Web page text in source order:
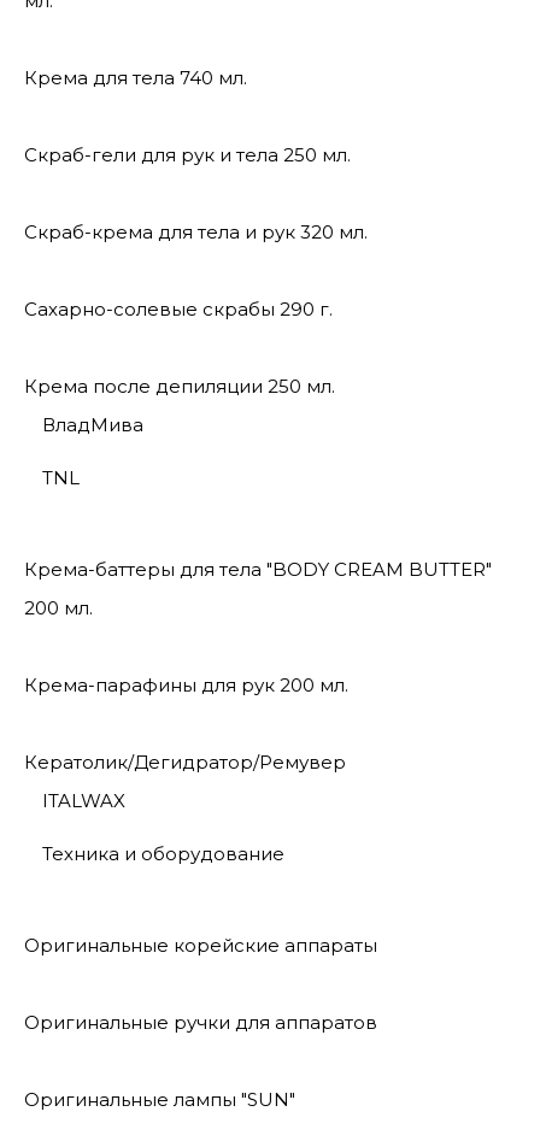
Крема для тела 740 мл.
Скраб-гели для рук и тела 250 мл.
Скраб-крема для тела и рук 320 мл.
Сахарно-солевые скрабы 290 г.
Крема после депиляции 250 мл.
ВладМива
TNL
Крема-баттеры для тела "BODY CREAM BUTTER"
200 мл.
Крема-парафины для рук 200 мл.
Кератолик/Дегидратор/Ремувер
ITALWAX
Техника и оборудование
Оригинальные корейские аппараты
Оригинальные ручки для аппаратов
Оригинальные лампы "SUN"